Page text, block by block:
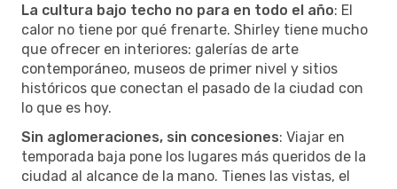
La cultura bajo techo no para en todo el año: El
calor no tiene por qué frenarte. Shirley tiene mucho
que ofrecer en interiores: galerías de arte
contemporáneo, museos de primer nivel y sitios
históricos que conectan el pasado de la ciudad con
lo que es hoy.
Sin aglomeraciones, sin concesiones: Viajar en
temporada baja pone los lugares más queridos de la
ciudad al alcance de la mano. Tienes las vistas, el